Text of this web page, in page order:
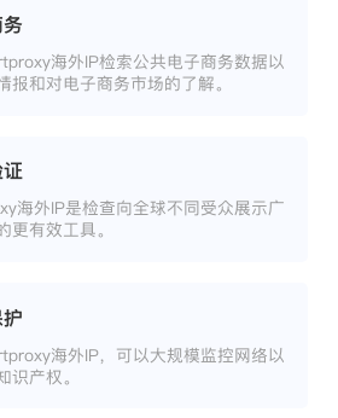
海外IP检索公共电子商务数据以
报和对电子商务市场的了解。
海外IP是检查向全球不同受众展示广
更有效工具。
海外IP，可以大规模监控网络以
识产权。